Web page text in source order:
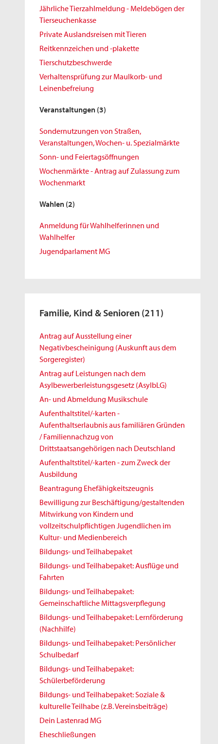
Jährliche Tierzahlmeldung - Meldebögen der
Tierseuchenkasse
Private Auslandsreisen mit Tieren
Reitkennzeichen und -plakette
Tierschutzbeschwerde
Verhaltensprüfung zur Maulkorb- und
Leinenbefreiung
Veranstaltungen (3)
Sondernutzungen von Straßen,
Veranstaltungen, Wochen- u. Spezialmärkte
Sonn- und Feiertagsöffnungen
Wochenmärkte - Antrag auf Zulassung zum
Wochenmarkt
Wahlen (2)
Anmeldung für Wahlhelferinnen und
Wahlhelfer
Jugendparlament MG
Familie, Kind & Senioren (211)
Antrag auf Ausstellung einer
Negativbescheinigung (Auskunft aus dem
Sorgeregister)
Antrag auf Leistungen nach dem
Asylbewerberleistungsgesetz (AsylbLG)
An- und Abmeldung Musikschule
Aufenthaltstitel/-karten -
Aufenthaltserlaubnis aus familiären Gründen
/ Familiennachzug von
Drittstaatsangehörigen nach Deutschland
Aufenthaltstitel/-karten - zum Zweck der
Ausbildung
Beantragung Ehefähigkeitszeugnis
Bewilligung zur Beschäftigung/gestaltenden
Mitwirkung von Kindern und
vollzeitschulpflichtigen Jugendlichen im
Kultur- und Medienbereich
Bildungs- und Teilhabepaket
Bildungs- und Teilhabepaket: Ausflüge und
Fahrten
Bildungs- und Teilhabepaket:
Gemeinschaftliche Mittagsverpflegung
Bildungs- und Teilhabepaket: Lernförderung
(Nachhilfe)
Bildungs- und Teilhabepaket: Persönlicher
Schulbedarf
Bildungs- und Teilhabepaket:
Schülerbeförderung
Bildungs- und Teilhabepaket: Soziale &
kulturelle Teilhabe (z.B. Vereinsbeiträge)
Dein Lastenrad MG
Eheschließungen